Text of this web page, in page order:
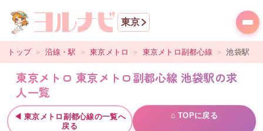
東京
トップ ＞ 沿線・駅 ＞ 東京メトロ ＞ 東京メトロ副都心線 ＞ 池袋駅
東京メトロ 東京メトロ副都心線 池袋駅の求
人一覧
◀東京メトロ副都心線の一覧へ
戻る
⌂ TOPに戻る